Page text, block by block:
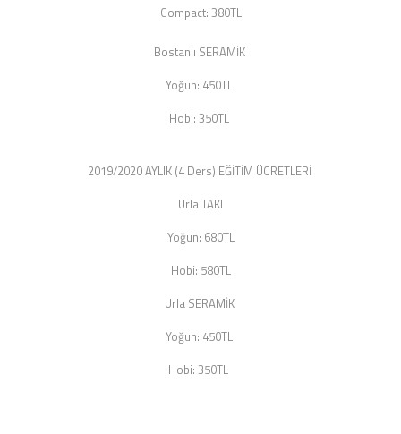
Compact: 380TL
Bostanlı SERAMİK
Yoğun: 450TL
Hobi: 350TL
2019/2020 AYLIK (4 Ders) EĞİTİM ÜCRETLERİ
Urla TAKI
Yoğun: 680TL
Hobi: 580TL
Urla SERAMİK
Yoğun: 450TL
Hobi: 350TL